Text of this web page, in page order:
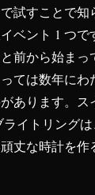
試すことで知
ベント 1 つで
前から始まっ
ては数年にわ
あります。ス
ライトリング
丈な時計を作